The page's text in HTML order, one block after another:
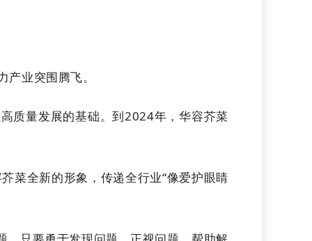
业突围腾飞。
质量发展的基础。到2024年，华容芥菜
菜全新的形象，传递全行业“像爱护眼睛